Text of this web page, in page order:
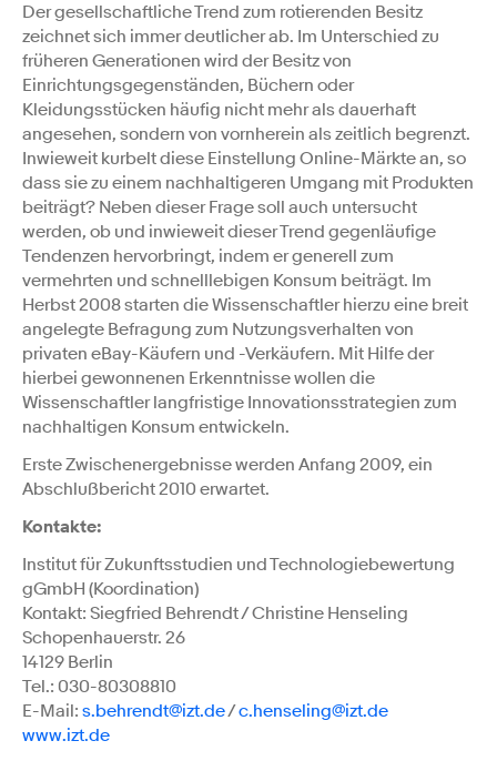
Der gesellschaftliche Trend zum rotierenden Besitz
zeichnet sich immer deutlicher ab. Im Unterschied zu
früheren Generationen wird der Besitz von
Einrichtungsgegenständen, Büchern oder
Kleidungsstücken häufig nicht mehr als dauerhaft
angesehen, sondern von vornherein als zeitlich begrenzt.
Inwieweit kurbelt diese Einstellung Online-Märkte an, so
dass sie zu einem nachhaltigeren Umgang mit Produkten
beiträgt? Neben dieser Frage soll auch untersucht
werden, ob und inwieweit dieser Trend gegenläufige
Tendenzen hervorbringt, indem er generell zum
vermehrten und schnelllebigen Konsum beiträgt. Im
Herbst 2008 starten die Wissenschaftler hierzu eine breit
angelegte Befragung zum Nutzungsverhalten von
privaten eBay-Käufern und -Verkäufern. Mit Hilfe der
hierbei gewonnenen Erkenntnisse wollen die
Wissenschaftler langfristige Innovationsstrategien zum
nachhaltigen Konsum entwickeln.
Erste Zwischenergebnisse werden Anfang 2009, ein
Abschlußbericht 2010 erwartet.
Kontakte:
Institut für Zukunftsstudien und Technologiebewertung
gGmbH (Koordination)
Kontakt: Siegfried Behrendt / Christine Henseling
Schopenhauerstr. 26
14129 Berlin
Tel.: 030-80308810
E-Mail: s.behrendt@izt.de/c.henseling@izt.de
www.izt.de